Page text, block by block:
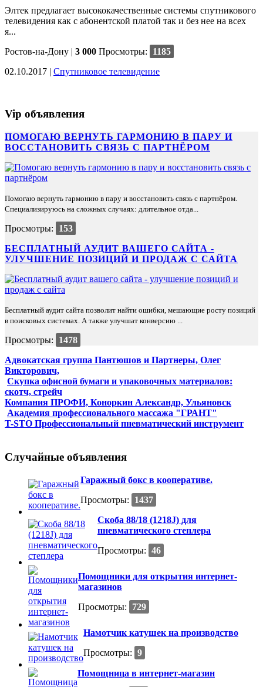
Элтек предлагает высококачественные системы спутникового
телевидения как с абонентской платой так и без нее на всех
я...
Ростов-на-Дону | 3 000 Просмотры:
1185
02.10.2017 | Спутниковое телевидение
Vip объявления
ПОМОГАЮ ВЕРНУТЬ ГАРМОНИЮ В ПАРУ И
ВОССТАНОВИТЬ СВЯЗЬ С ПАРТНЁРОМ
Помогаю вернуть гармонию в пару и восстановить связь с партнёром.
Специализируюсь на сложных случаях: длительное отда...
Просмотры:
153
БЕСПЛАТНЫЙ АУДИТ ВАШЕГО САЙТА -
УЛУЧШЕНИЕ ПОЗИЦИЙ И ПРОДАЖ С САЙТА
Бесплатный аудит сайта позволит найти ошибки, мешающие росту позиций
в поисковых системах. А также улучшат конверсию ...
Просмотры:
1478
Адвокатская группа Пантюшов и Партнеры, Олег
Викторович,
Скупка офисной бумаги и упаковочных материалов:
скотч, стрейч
Компания ПРОФИ, Коноркин Александр, Ульяновск
Академия профессионального массажа "ГРАНТ"
T-STO Профессиональный пневматический инструмент
Случайные объявления
Гаражный бокс в кооперативе.
Просмотры:
1437
Скоба 88/18 (1218J) для
пневматического степлера
Просмотры: 46
Помощники для открытия интернет-
магазинов
Просмотры:
729
Намотчик катушек на производство
Просмотры: 9
Помощница в интернет-магазин